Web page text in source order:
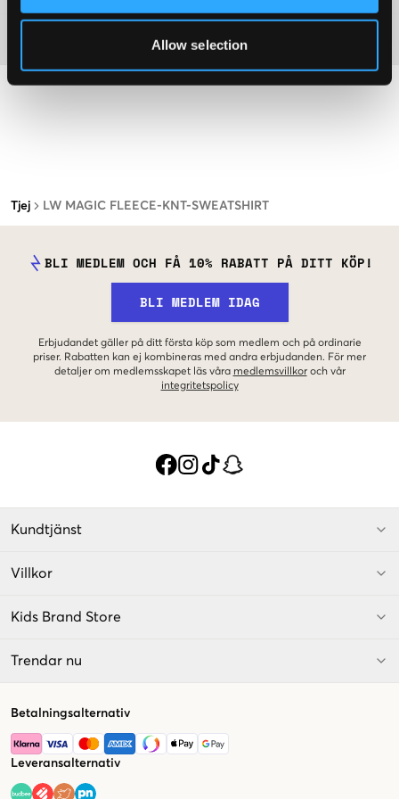
Allow selection
Tjej LW MAGIC FLEECE-KNT-SWEATSHIRT
BLI MEDLEM OCH FÅ 10% RABATT PÅ DITT KÖP!
BLI MEDLEM IDAG
Erbjudandet gäller på ditt första köp som medlem och på ordinarie
priser. Rabatten kan ej kombineras med andra erbjudanden. För mer
detaljer om medlemsskapet läs våra medlemsvillkor och vår
integritetspolicy
Kundtjänst
Villkor
Kids Brand Store
Trendar nu
Betalningsalternativ
Leveransalternativ